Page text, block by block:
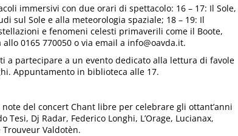
immersivi con due orari di spettacolo: 16 – 17: Il Sole,
sul Sole e alla meteorologia spaziale; 18 – 19: Il
e fenomeni celesti primaverili come il Boote,
0165 770050 o via email a info@oavda.it.
a partecipare a un evento dedicato alla lettura di favole
Appuntamento in biblioteca alle 17.
del concert Chant libre per celebrare gli ottant’anni
Dj Radar, Federico Longhi, L’Orage, Lucianax,
Trouveur Valdotèn.